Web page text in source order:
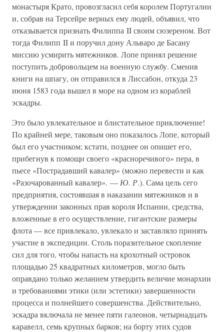
монастыря Крато, провозгласил себя королем Португалии
и, собрав на Терсейре верных ему людей, объявил, что
отказывается признать Филиппа II своим сюзереном. Вот
тогда Филипп II и поручил дону Альваро де Басану
миссию усмирить мятежников. Лопе принял решение
поступить добровольцем на военную службу. Сменив
книги на шпагу, он отправился в Лиссабон, откуда 23
июня 1583 года вышел в море на одном из кораблей
эскадры.
Это было увлекательное и блистательное приключение!
По крайней мере, таковым оно показалось Лопе, который
был его участником; кстати, позднее он опишет его,
прибегнув к помощи своего «красноречивого» пера, в
пьесе «Пострадавший кавалер» (можно перевести и как
«Разочарованный кавалер». — Ю. Р.). Сама цель сего
предприятия, состоявшая в наказании мятежников и в
утверждении законных прав короля Испании, средства,
вложенные в его осуществление, гигантские размеры
флота — все привлекало, увлекало и заставляло принять
участие в экспедиции. Столь поразительное скопление
сил для того, чтобы напасть на крохотный островок
площадью 25 квадратных километров, могло быть
оправдано только желанием утвердить величие монархии
и требованиями этики (или эстетики) завершенности
процесса и полнейшего совершенства. Действительно,
эскадра включала не менее пяти галеонов, четырнадцать
каравелл, семь крупных барков; на борту этих судов